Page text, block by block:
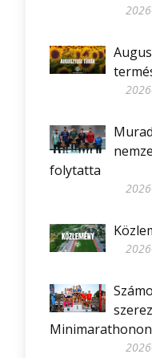
folytatta
Minimarathonon